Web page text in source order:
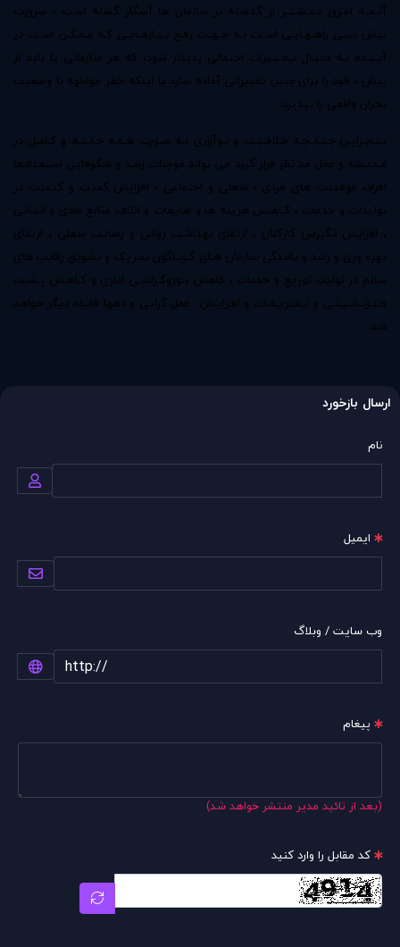
آنـچـه امـروز بـیـشـتـر از گذشته بر سازمان ها آشکار گشته است ، ضرورت
پیش بینی راهـهـایـی اسـت بـه جـهـت رفـع نـیـازهـایـی کـه مـمـکـن اسـت در
آیـنـده بـه دنـبـال تـغـیـیرات احتمالی پدیدار شود، که هر سازمانی یا باید از
پیش ، خود را برای چنین تغییراتی آماده سازد یا اینکه خطر مواجهه با وضعیت
بحران واقعی را بپذیرد.
بـنـابـرایـن چـنـانـچـه خـلاقـیـت و نـوآوری بـه صـورت هـمـه جـانـبـه و کـامـل در
انـدیـشه و عمل مد نظر قرار گیرد می تواند موجبات رشد و شکوفایی استعدادها
افراد، موفقیت های فردی ، شغلی و اجتماعی ، افزایش کمیت و کیفیت در
تولیدات و خدمات ، کـاهـش هزینه ها و ضایعات و اتلاف منابع مادی و انسانی
، افزایش انگیزش کارکنان ، ارتقای بهداشت روانی و رضایت شغلی ، ارتقای
بهره وری و رشد و بالندگی سازمان هـای گـونـاگون تحریک و تشویق رقابت های
سالم در تولید، توزیع و خدمات ، کاهش بـوروکـراسـی اداری و کـاهـش پـشـت
مـیـزنـشـیـنـی و تـشـریـفـات و افـزایـش ‍ عمل گرایی و دهها فایده دیگر خواهد
شد.
ارسال بازخورد
نام
ایمیل
وب سایت / وبلاگ
پیغام
(بعد از تائید مدیر منتشر خواهد شد)
کد مقابل را وارد کنید